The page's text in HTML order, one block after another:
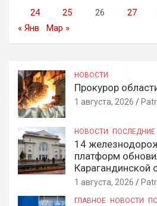
24
25 26 27
« Янв
Мар »
НОВОСТИ
Прокурор
1 августа, 2026
НОВОСТИ ПОСЛЕДНИЕ
14
платформ
Карагандинской
1 августа, 2026
ГЛАВНОЕ НОВОСТИ